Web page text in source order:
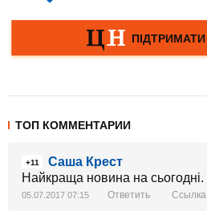
ТОП КОММЕНТАРИИ
+11
Саша Крест
Найкраща новина на сьогодні.
05.07.2017 07:15 Ответить Ссылка